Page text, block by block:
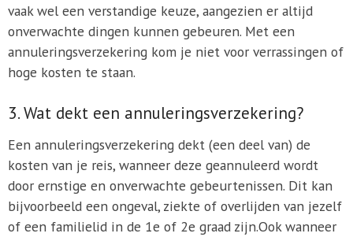
vaak wel een verstandige keuze, aangezien er altijd
onverwachte dingen kunnen gebeuren. Met een
annuleringsverzekering kom je niet voor verrassingen of
hoge kosten te staan.
3. Wat dekt een annuleringsverzekering?
Een annuleringsverzekering dekt (een deel van) de
kosten van je reis, wanneer deze geannuleerd wordt
door ernstige en onverwachte gebeurtenissen. Dit kan
bijvoorbeeld een ongeval, ziekte of overlijden van jezelf
of een familielid in de 1e of 2e graad zijn.Ook wanneer